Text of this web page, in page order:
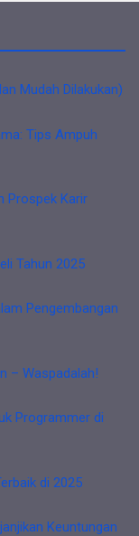
Mudah Dilakukan)
Tips Ampuh
Prospek Karir
Tahun 2025
Pengembangan
– Waspadalah!
Programmer di
di 2025
Keuntungan